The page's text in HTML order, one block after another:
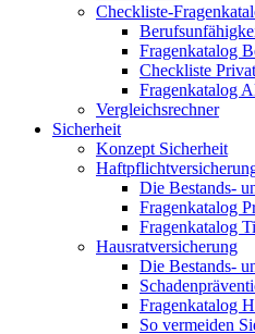
Checkliste-
Fragenkatalog
Checkliste
Fragenkatalog
Vergleichsrechner
Sicherheit
Konzept Sicherheit
Die Bestands-
Fragenkatalog
Fragenkatalog
Hausratversicherung
Die Bestands-
Fragenkatalog
So vermeiden